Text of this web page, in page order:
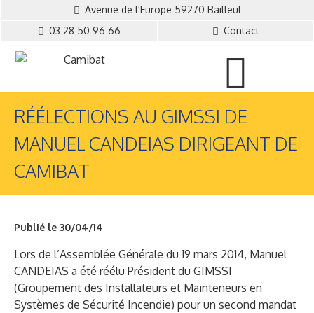
Avenue de l'Europe 59270 Bailleul
03 28 50 96 66
Contact
RÉÉLECTIONS AU GIMSSI DE
MANUEL CANDEIAS DIRIGEANT DE
CAMIBAT
Publié le 30/04/14
Lors de l’Assemblée Générale du 19 mars 2014, Manuel
CANDEIAS a été réélu Président du GIMSSI
(Groupement des Installateurs et Mainteneurs en
Systèmes de Sécurité Incendie) pour un second mandat